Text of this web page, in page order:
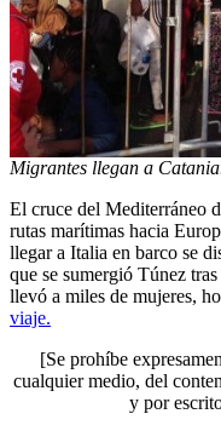
Migrantes llegan a
El cruce del Mediterráneo
rutas marítimas hacia
llegar a Italia en barco se
que se sumergió Túnez
llevó a miles de mujeres,
viaje.
[Se prohíbe
cualquier medio, del
y por